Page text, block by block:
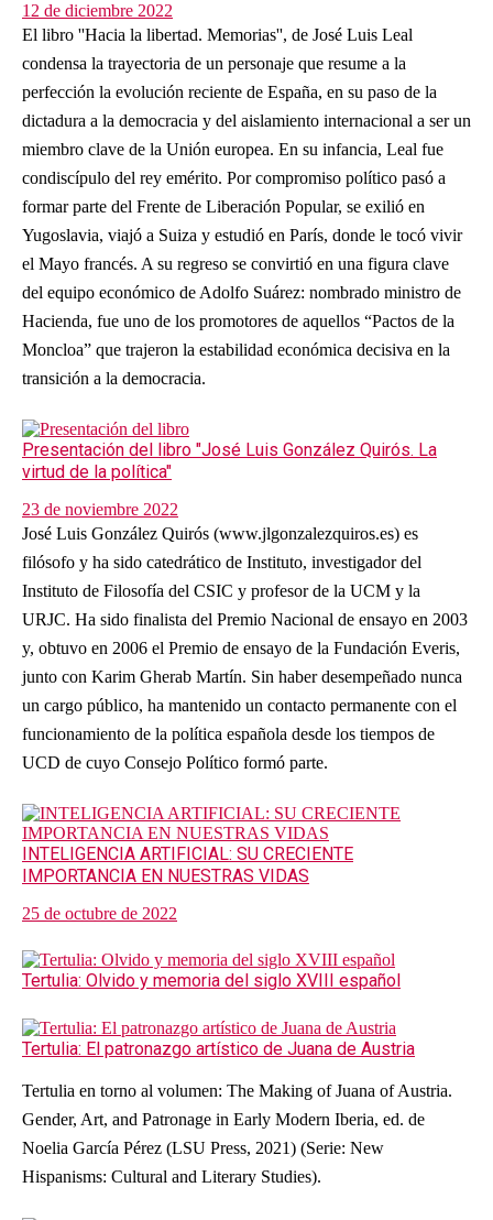
12 de diciembre 2022
El libro ''Hacia la libertad. Memorias'', de José Luis Leal
condensa la trayectoria de un personaje que resume a la
perfección la evolución reciente de España, en su paso de la
dictadura a la democracia y del aislamiento internacional a ser un
miembro clave de la Unión europea. En su infancia, Leal fue
condiscípulo del rey emérito. Por compromiso político pasó a
formar parte del Frente de Liberación Popular, se exilió en
Yugoslavia, viajó a Suiza y estudió en París, donde le tocó vivir
el Mayo francés. A su regreso se convirtió en una figura clave
del equipo económico de Adolfo Suárez: nombrado ministro de
Hacienda, fue uno de los promotores de aquellos “Pactos de la
Moncloa” que trajeron la estabilidad económica decisiva en la
transición a la democracia.
Presentación del libro "José Luis González Quirós. La
virtud de la política"
23 de noviembre 2022
José Luis González Quirós (www.jlgonzalezquiros.es) es
filósofo y ha sido catedrático de Instituto, investigador del
Instituto de Filosofía del CSIC y profesor de la UCM y la
URJC. Ha sido finalista del Premio Nacional de ensayo en 2003
y, obtuvo en 2006 el Premio de ensayo de la Fundación Everis,
junto con Karim Gherab Martín. Sin haber desempeñado nunca
un cargo público, ha mantenido un contacto permanente con el
funcionamiento de la política española desde los tiempos de
UCD de cuyo Consejo Político formó parte.
INTELIGENCIA ARTIFICIAL: SU CRECIENTE
IMPORTANCIA EN NUESTRAS VIDAS
25 de octubre de 2022
Tertulia: Olvido y memoria del siglo XVIII español
Tertulia: El patronazgo artístico de Juana de Austria
Tertulia en torno al volumen: The Making of Juana of Austria.
Gender, Art, and Patronage in Early Modern Iberia, ed. de
Noelia García Pérez (LSU Press, 2021) (Serie: New
Hispanisms: Cultural and Literary Studies).